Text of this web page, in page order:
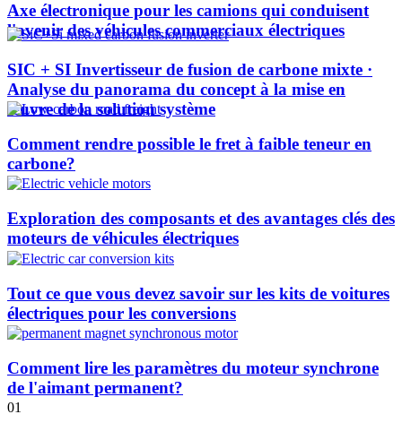
Axe électronique pour les camions qui conduisent
l'avenir des véhicules commerciaux électriques
SIC + SI Invertisseur de fusion de carbone mixte ·
Analyse du panorama du concept à la mise en
œuvre de la solution système
Comment rendre possible le fret à faible teneur en
carbone?
Exploration des composants et des avantages clés des
moteurs de véhicules électriques
Tout ce que vous devez savoir sur les kits de voitures
électriques pour les conversions
Comment lire les paramètres du moteur synchrone
de l'aimant permanent?
01